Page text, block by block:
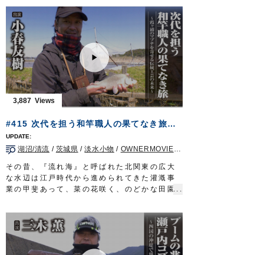
する太公望に…
今一度、伝統に彩られた風情溢れる癒しの釣
りをお届けする。
タックル（タナゴ）
竿：タナゴ竿 8寸節 10本継（4本継で使用）
道糸：ナイロン 1.25号
ハリス：たなごハリス 紅葉
目印：たなご小丸目印
ハリ：魅玄タナゴ／三腰（鈎先加工）
タックル（干潟マハゼ）
道糸：1～1.2号
ハリス：フロロ 0.6号?0.8号
オモリ：遊動 1.5号
ハリ：スーパー山女魚 7号
タックル（練り船マハゼ）
竿：江戸和竿 8尺
道糸：PE 1号
ハゼライト 5号
タックル（ホンモロコ）
竿：ハエ用竿 5.4m
道糸：ザイト・渓流 0.4～0.6号
3,887
#415 次代を担う和竿職人の果てなき旅～霞ヶ浦のマブナを寄せる伝統工芸の未来～
湖沼/清流 / 茨城県 /淡水小物 / OWNERMOVIE（夢釣行）
その昔、『流れ海』と呼ばれた北関東の広大
な水辺は江戸時代から進められてきた灌漑事
業の甲斐あって、菜の花咲く、のどかな田園
利根川水系の水を引く用水路は、多様な魚が
棲息する魅惑のフィールド。人工の小川、ホ
ソに糸を垂れる。狙うのはマブナ。その釣り
は「フナに始まりフナに終わる」という言葉